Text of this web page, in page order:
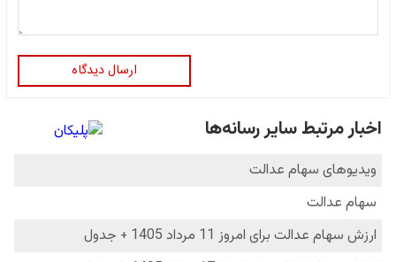
ارسال دیدگاه